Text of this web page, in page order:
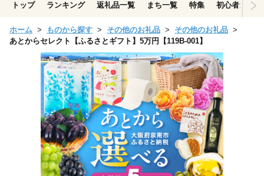
トップ ランキング 返礼品一覧 まち一覧 特集 初心者ガイド
ホーム ものから探す その他のお礼品
その他のお礼品
あとからセレクト【ふるさとギフト】5万円【119B-001】